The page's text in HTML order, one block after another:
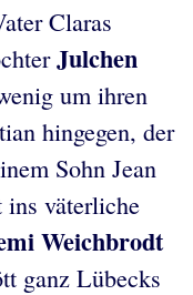
Claras
Julchen
um ihren
hingegen, der
Sohn Jean
ins väterliche
Weichbrodt
ganz Lübecks